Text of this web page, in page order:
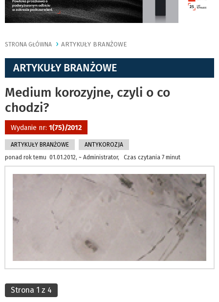
STRONA GŁÓWNA ARTYKUŁY BRANŻOWE
ARTYKUŁY BRANŻOWE
Medium korozyjne, czyli o co
chodzi?
Wydanie nr: 1(75)/2012
ARTYKUŁY BRANŻOWE
ANTYKOROZJA
ponad rok temu 01.01.2012, ~ Administrator, Czas czytania 7 minut
Strona 1 z 4